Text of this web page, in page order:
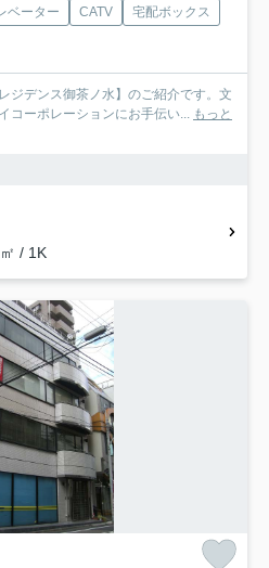
ベーター CATV
宅配ボックス
ジデンス御茶ノ水】のご紹介です。文
コーポレーションにお手伝い... もっと
/ 1K